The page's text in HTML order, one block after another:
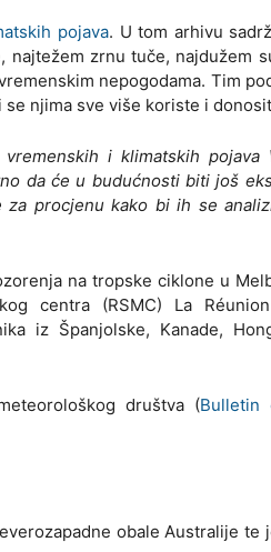
pojava. U tom arhivu
zrnu tuče, najdužem
nepogodama. Tim
njima sve više koriste i
i klimatskih pojava
da će u budućnosti biti još
za procjenu kako bi ih se
na tropske ciklone u
centra (RSMC) La
iz Španjolske, Kanade,
društva (Bulletin
obale Australije te